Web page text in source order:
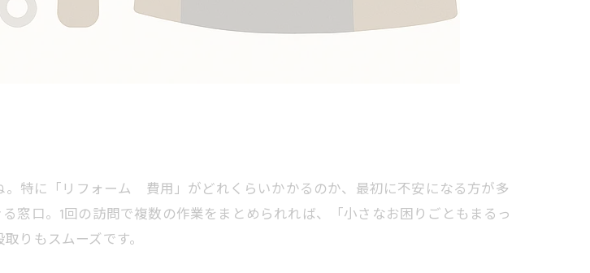
特に「リフォーム 費用」がどれくらいかかるのか、最初に不安になる方が多
窓口。1回の訪問で複数の作業をまとめられれば、「小さなお困りごともまるっ
りもスムーズです。